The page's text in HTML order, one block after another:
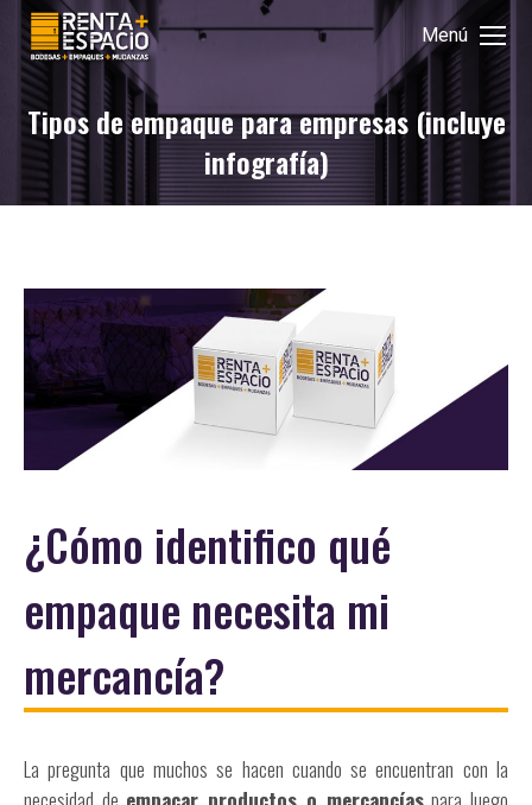
Menú
Tipos de empaque para empresas (incluye
infografía)
¿Cómo identifico qué
empaque necesita mi
mercancía?
La pregunta que muchos se hacen cuando se encuentran con la